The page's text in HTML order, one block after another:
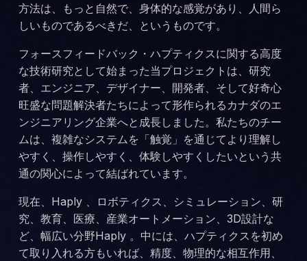
方法は、もっと自然で、身体的な感覚があり、人間ら
しいものであるべきだ、というものです。
フォースフィードバック・ハプティクスに関する高度
な技術研究として始まった当プロジェクトは、研究
者、エンジニア、デザイナー、開発者、そして好奇心
旺盛な問題解決者たちによって形作られるカナダのエ
ンジニアリング企業へと成長しました。私たちのチー
ムは、複雑なシステムを「触覚」を通じてより理解し
やすく、操作しやすく、体験しやすくしたいという共
通の関心によって結ばれています。
現在、Haply 、ロボティクス、シミュレーション、研
究、教育、医療、産業オートメーション、3D設計な
ど、幅広い分野Haply 。中には、ハプティクスを初め
て取り入れる方もいれば、精度、物理的な相互作用、